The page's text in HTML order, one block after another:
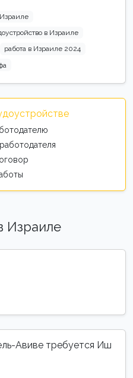
в Израиле
работа в Израиле 2024
Израиле
Авиве требуется Иш